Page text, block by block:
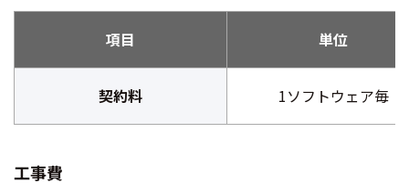
項目 単位
契約料 1ソフトウェア毎
工事費